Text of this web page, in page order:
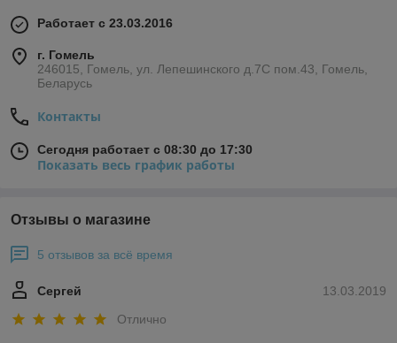
Работает с 23.03.2016
г. Гомель
246015, Гомель, ул. Лепешинского д.7С пом.43, Гомель,
Беларусь
Контакты
Сегодня работает с 08:30 до 17:30
Показать весь график работы
Отзывы о магазине
5 отзывов за всё время
13.03.2019
Сергей
Отлично